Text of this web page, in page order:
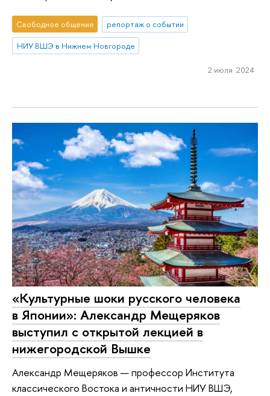
Свободное общение
репортаж о событии
НИУ ВШЭ в Нижнем Новгороде
2 июля 2024
«Культурные шоки русского человека
в Японии»: Александр Мещеряков
выступил с открытой лекцией в
нижегородской Вышке
Александр Мещеряков — профессор Института
классического Востока и античности НИУ ВШЭ,